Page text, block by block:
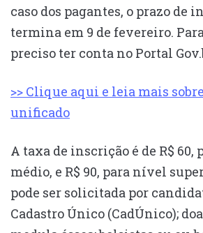
caso dos pagantes, o prazo de
termina em 9 de fevereiro.
preciso ter conta no Portal
>> Clique aqui e leia mais
unificado
A taxa de inscrição é de R$ 60,
médio, e R$ 90, para nível
pode ser solicitada por
Cadastro Único (CadÚnico);